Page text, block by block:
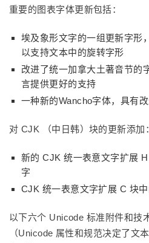
重要的图表字体更新包括：
埃及象形文字的一组更新字形
以支持文本中的旋转字形
改进了统一加拿大土著音节的
言提供更好的支持
一种新的Wancho字体，具有
对 CJK （中日韩）块的更新添加：
新的 CJK 统一表意文字扩展
字
CJK 统一表意文字扩展 C 块
以下六个 Unicode 标准附件和技
（Unicode 属性和规范决定了文